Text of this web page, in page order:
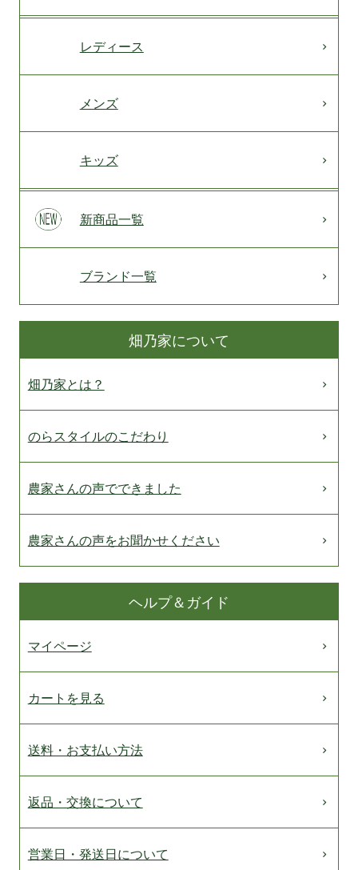
レディース
メンズ
キッズ
新商品一覧
ブランド一覧
畑乃家について
畑乃家とは？
のらスタイルのこだわり
農家さんの声でできました
農家さんの声をお聞かせください
ヘルプ＆ガイド
マイページ
カートを見る
送料・お支払い方法
返品・交換について
営業日・発送日について